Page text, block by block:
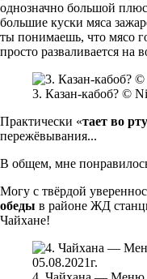
однозначно большой
большие куски мяса
ты понимаешь, что мясо
просто разваливается на
3. Казан-кабоб? ©
Практически «тает во рту
пережёвывания...
В общем, мне
Могу с твёрдой
обеды в районе ЖД
Чайхане!